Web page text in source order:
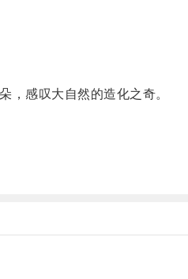
感叹大自然的造化之奇。